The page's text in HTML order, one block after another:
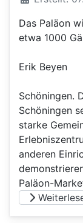
Das Paläon
etwa 1000
Erik Beyen
Schöningen.
Schöningen
starke
anderen
Paläon-